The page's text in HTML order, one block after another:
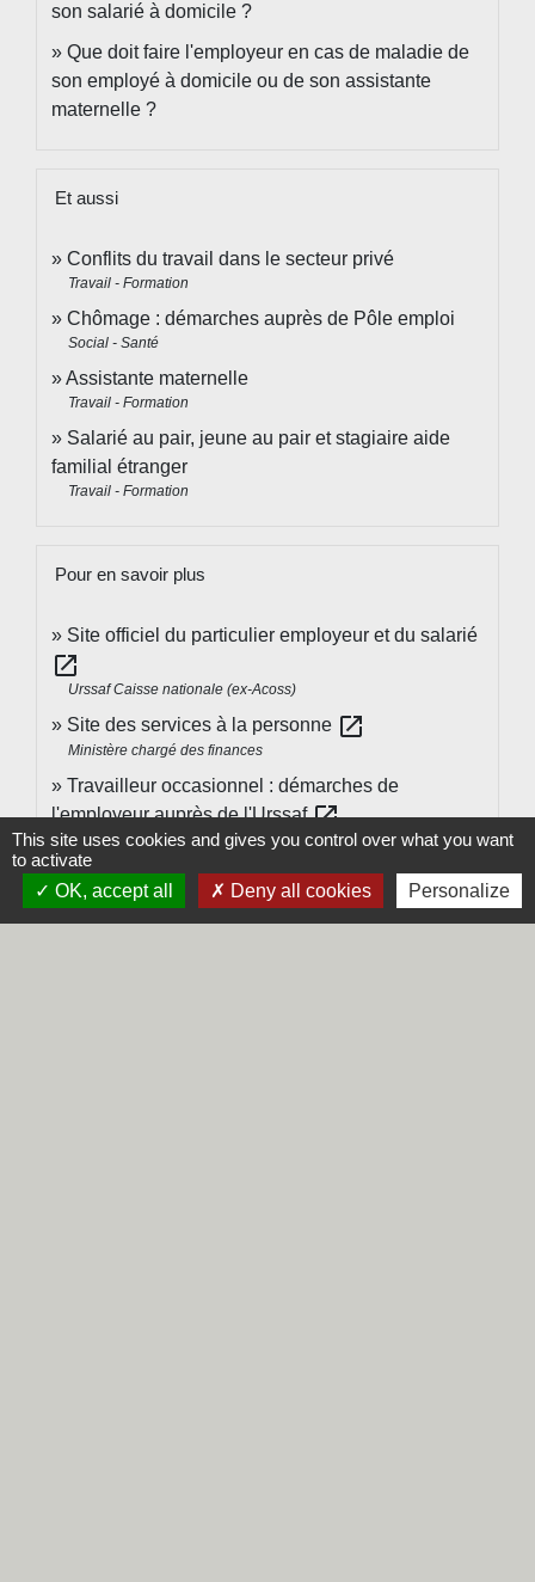
son salarié à domicile ?
Que doit faire l'employeur en cas de maladie de
son employé à domicile ou de son assistante
maternelle ?
Et aussi
Conflits du travail dans le secteur privé
Travail - Formation
Chômage : démarches auprès de Pôle emploi
Social - Santé
Assistante maternelle
Travail - Formation
Salarié au pair, jeune au pair et stagiaire aide
familial étranger
Travail - Formation
Pour en savoir plus
Site officiel du particulier employeur et du salarié
open_in_new
Urssaf Caisse nationale (ex-Acoss)
Site des services à la personne open_in_new
Ministère chargé des finances
Travailleur occasionnel : démarches de
l'employeur auprès de l'Urssafopen_in_new
Urssaf
Travailleur occasionnel : taux de cotisationsopen_in_new
Urssaf
This site uses cookies and gives you control over what you want
to activate
OK, accept all
Deny all cookies Personalize